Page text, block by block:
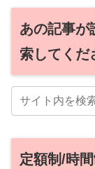
あの記事が
索してくだ
定額制/時